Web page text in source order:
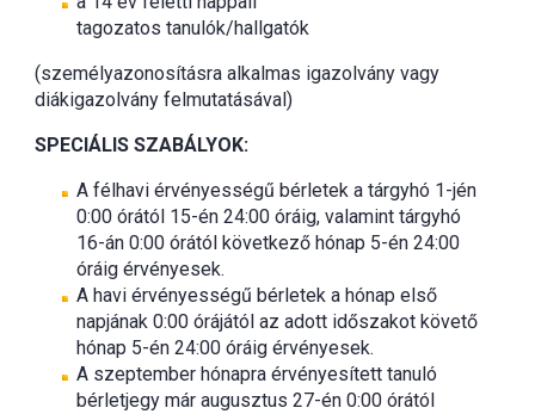
tagozatos tanulók/hallgatók
(személyazonosításra alkalmas igazolvány vagy
diákigazolvány felmutatásával)
SPECIÁLIS SZABÁLYOK:
A félhavi érvényességű bérletek a tárgyhó 1-jén
0:00 órától 15-én 24:00 óráig, valamint tárgyhó
16-án 0:00 órától következő hónap 5-én 24:00
óráig érvényesek.
A havi érvényességű bérletek a hónap első
napjának 0:00 órájától az adott időszakot követő
hónap 5-én 24:00 óráig érvényesek.
A szeptember hónapra érvényesített tanuló
bérletjegy már augusztus 27-én 0:00 órától